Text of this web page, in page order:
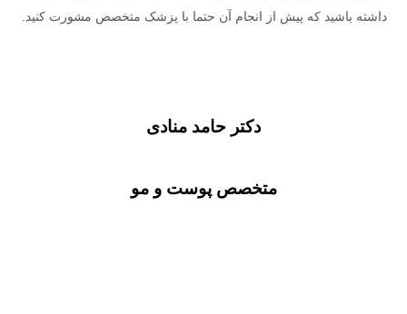
داشته باشید که پیش از انجام آن حتما با پزشک متخصص مشورت کنید.
دکتر حامد منادی
متخصص پوست و مو